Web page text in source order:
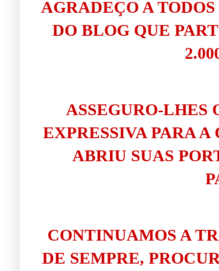
AGRADEÇO A
DO BLOG QUE
ASSEGURO-
EXPRESSIVA PARA
ABRIU SUAS
CONTINUAMOS A
DE SEMPRE,